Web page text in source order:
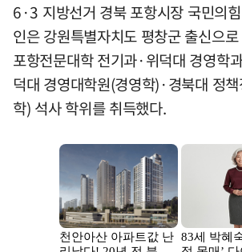
6·3 지방선거 경북 포항시장 국민의
인은 강원특별자치도 평창군 출신으
포항전문대학 전기과·위덕대 경영학
덕대 경영대학원(경영학)·경북대 정
학) 석사 학위를 취득했다.